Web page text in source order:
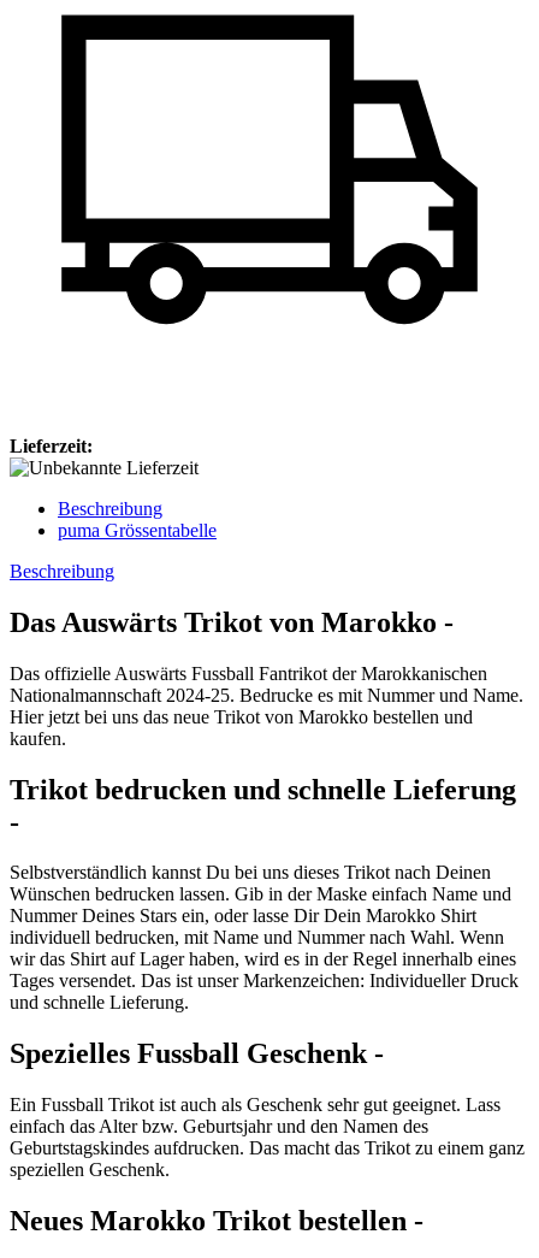
Lieferzeit:
Beschreibung
puma Grössentabelle
Beschreibung
Das Auswärts Trikot von Marokko -
Das offizielle Auswärts Fussball Fantrikot der Marokkanischen
Nationalmannschaft 2024-25. Bedrucke es mit Nummer und Name.
Hier jetzt bei uns das neue Trikot von Marokko bestellen und
kaufen.
Trikot bedrucken und schnelle Lieferung
-
Selbstverständlich kannst Du bei uns dieses Trikot nach Deinen
Wünschen bedrucken lassen. Gib in der Maske einfach Name und
Nummer Deines Stars ein, oder lasse Dir Dein Marokko Shirt
individuell bedrucken, mit Name und Nummer nach Wahl. Wenn
wir das Shirt auf Lager haben, wird es in der Regel innerhalb eines
Tages versendet. Das ist unser Markenzeichen: Individueller Druck
und schnelle Lieferung.
Spezielles Fussball Geschenk -
Ein Fussball Trikot ist auch als Geschenk sehr gut geeignet. Lass
einfach das Alter bzw. Geburtsjahr und den Namen des
Geburtstagskindes aufdrucken. Das macht das Trikot zu einem ganz
speziellen Geschenk.
Neues Marokko Trikot bestellen -